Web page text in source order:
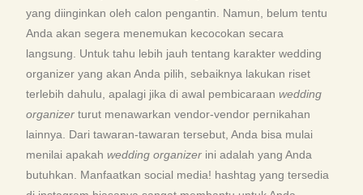
yang diinginkan oleh calon pengantin. Namun, belum tentu
Anda akan segera menemukan kecocokan secara
langsung. Untuk tahu lebih jauh tentang karakter wedding
organizer yang akan Anda pilih, sebaiknya lakukan riset
terlebih dahulu, apalagi jika di awal pembicaraanwedding
organizer turut menawarkan vendor-vendor pernikahan
lainnya. Dari tawaran-tawaran tersebut, Anda bisa mulai
menilai apakahwedding organizer ini adalah yang Anda
butuhkan. Manfaatkan social media! hashtag yang tersedia